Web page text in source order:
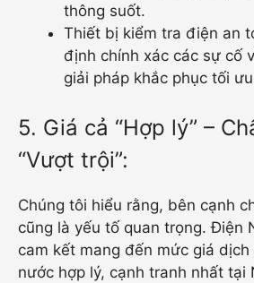
thông suốt.
Thiết bị kiểm tra điện an
định chính xác các sự cố
giải pháp khắc phục tối
5. Giá cả “Hợp lý” –
“Vượt trội”:
Chúng tôi hiểu rằng, bên cạnh
cũng là yếu tố quan trọng. Điện
cam kết mang đến mức giá
nước hợp lý, cạnh tranh nhất tại